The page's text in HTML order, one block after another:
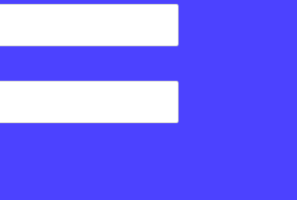
PUBLICITAT: